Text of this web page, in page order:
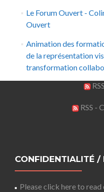
Le Forum Ouvert -
Ouvert
Animation des
de la représentation
transformation
RSS -
CONFIDENTIALITÉ /
Please click here to